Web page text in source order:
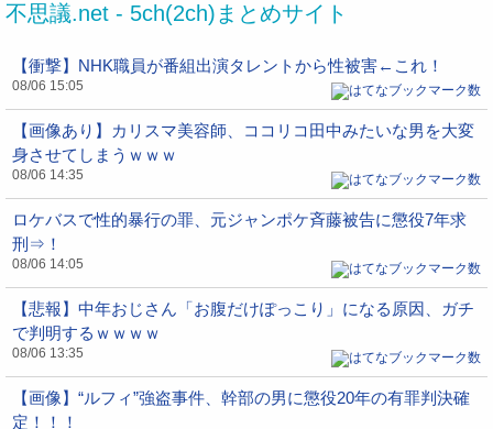
不思議.net - 5ch(2ch)まとめサイト
【衝撃】NHK職員が番組出演タレントから性被害←これ！
08/06 15:05
【画像あり】カリスマ美容師、ココリコ田中みたいな男を大変
身させてしまうｗｗｗ
08/06 14:35
ロケバスで性的暴行の罪、元ジャンポケ斉藤被告に懲役7年求
刑⇒！
08/06 14:05
【悲報】中年おじさん「お腹だけぽっこり」になる原因、ガチ
で判明するｗｗｗｗ
08/06 13:35
【画像】“ルフィ”強盗事件、幹部の男に懲役20年の有罪判決確
定！！！